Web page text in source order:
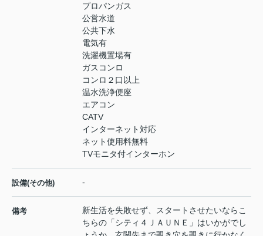
プロパンガス
公営水道
公共下水
電気有
洗濯機置場有
ガスコンロ
コンロ２口以上
温水洗浄便座
エアコン
CATV
インターネット対応
ネット使用料無料
TVモニタ付インターホン
設備(その他) -
備考
新生活を失敗せず、スタートさせたいならこ
ちらの「シティ４ＪＡＵＮＥ」はいかがでし